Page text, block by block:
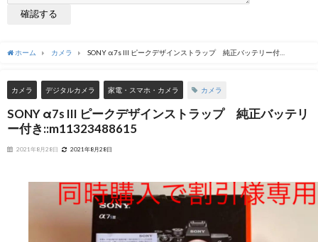
ホーム カメラ
SONY α7s III ピークデザインストラップ 純正バッテリー付
カメラ デジタルカメラ 家電・スマホ・カメラ カメラ
SONY α7s III ピークデザインストラップ 純正バッテリ
ー付き::m11323488615
2021年8月28日 2021年8月28日